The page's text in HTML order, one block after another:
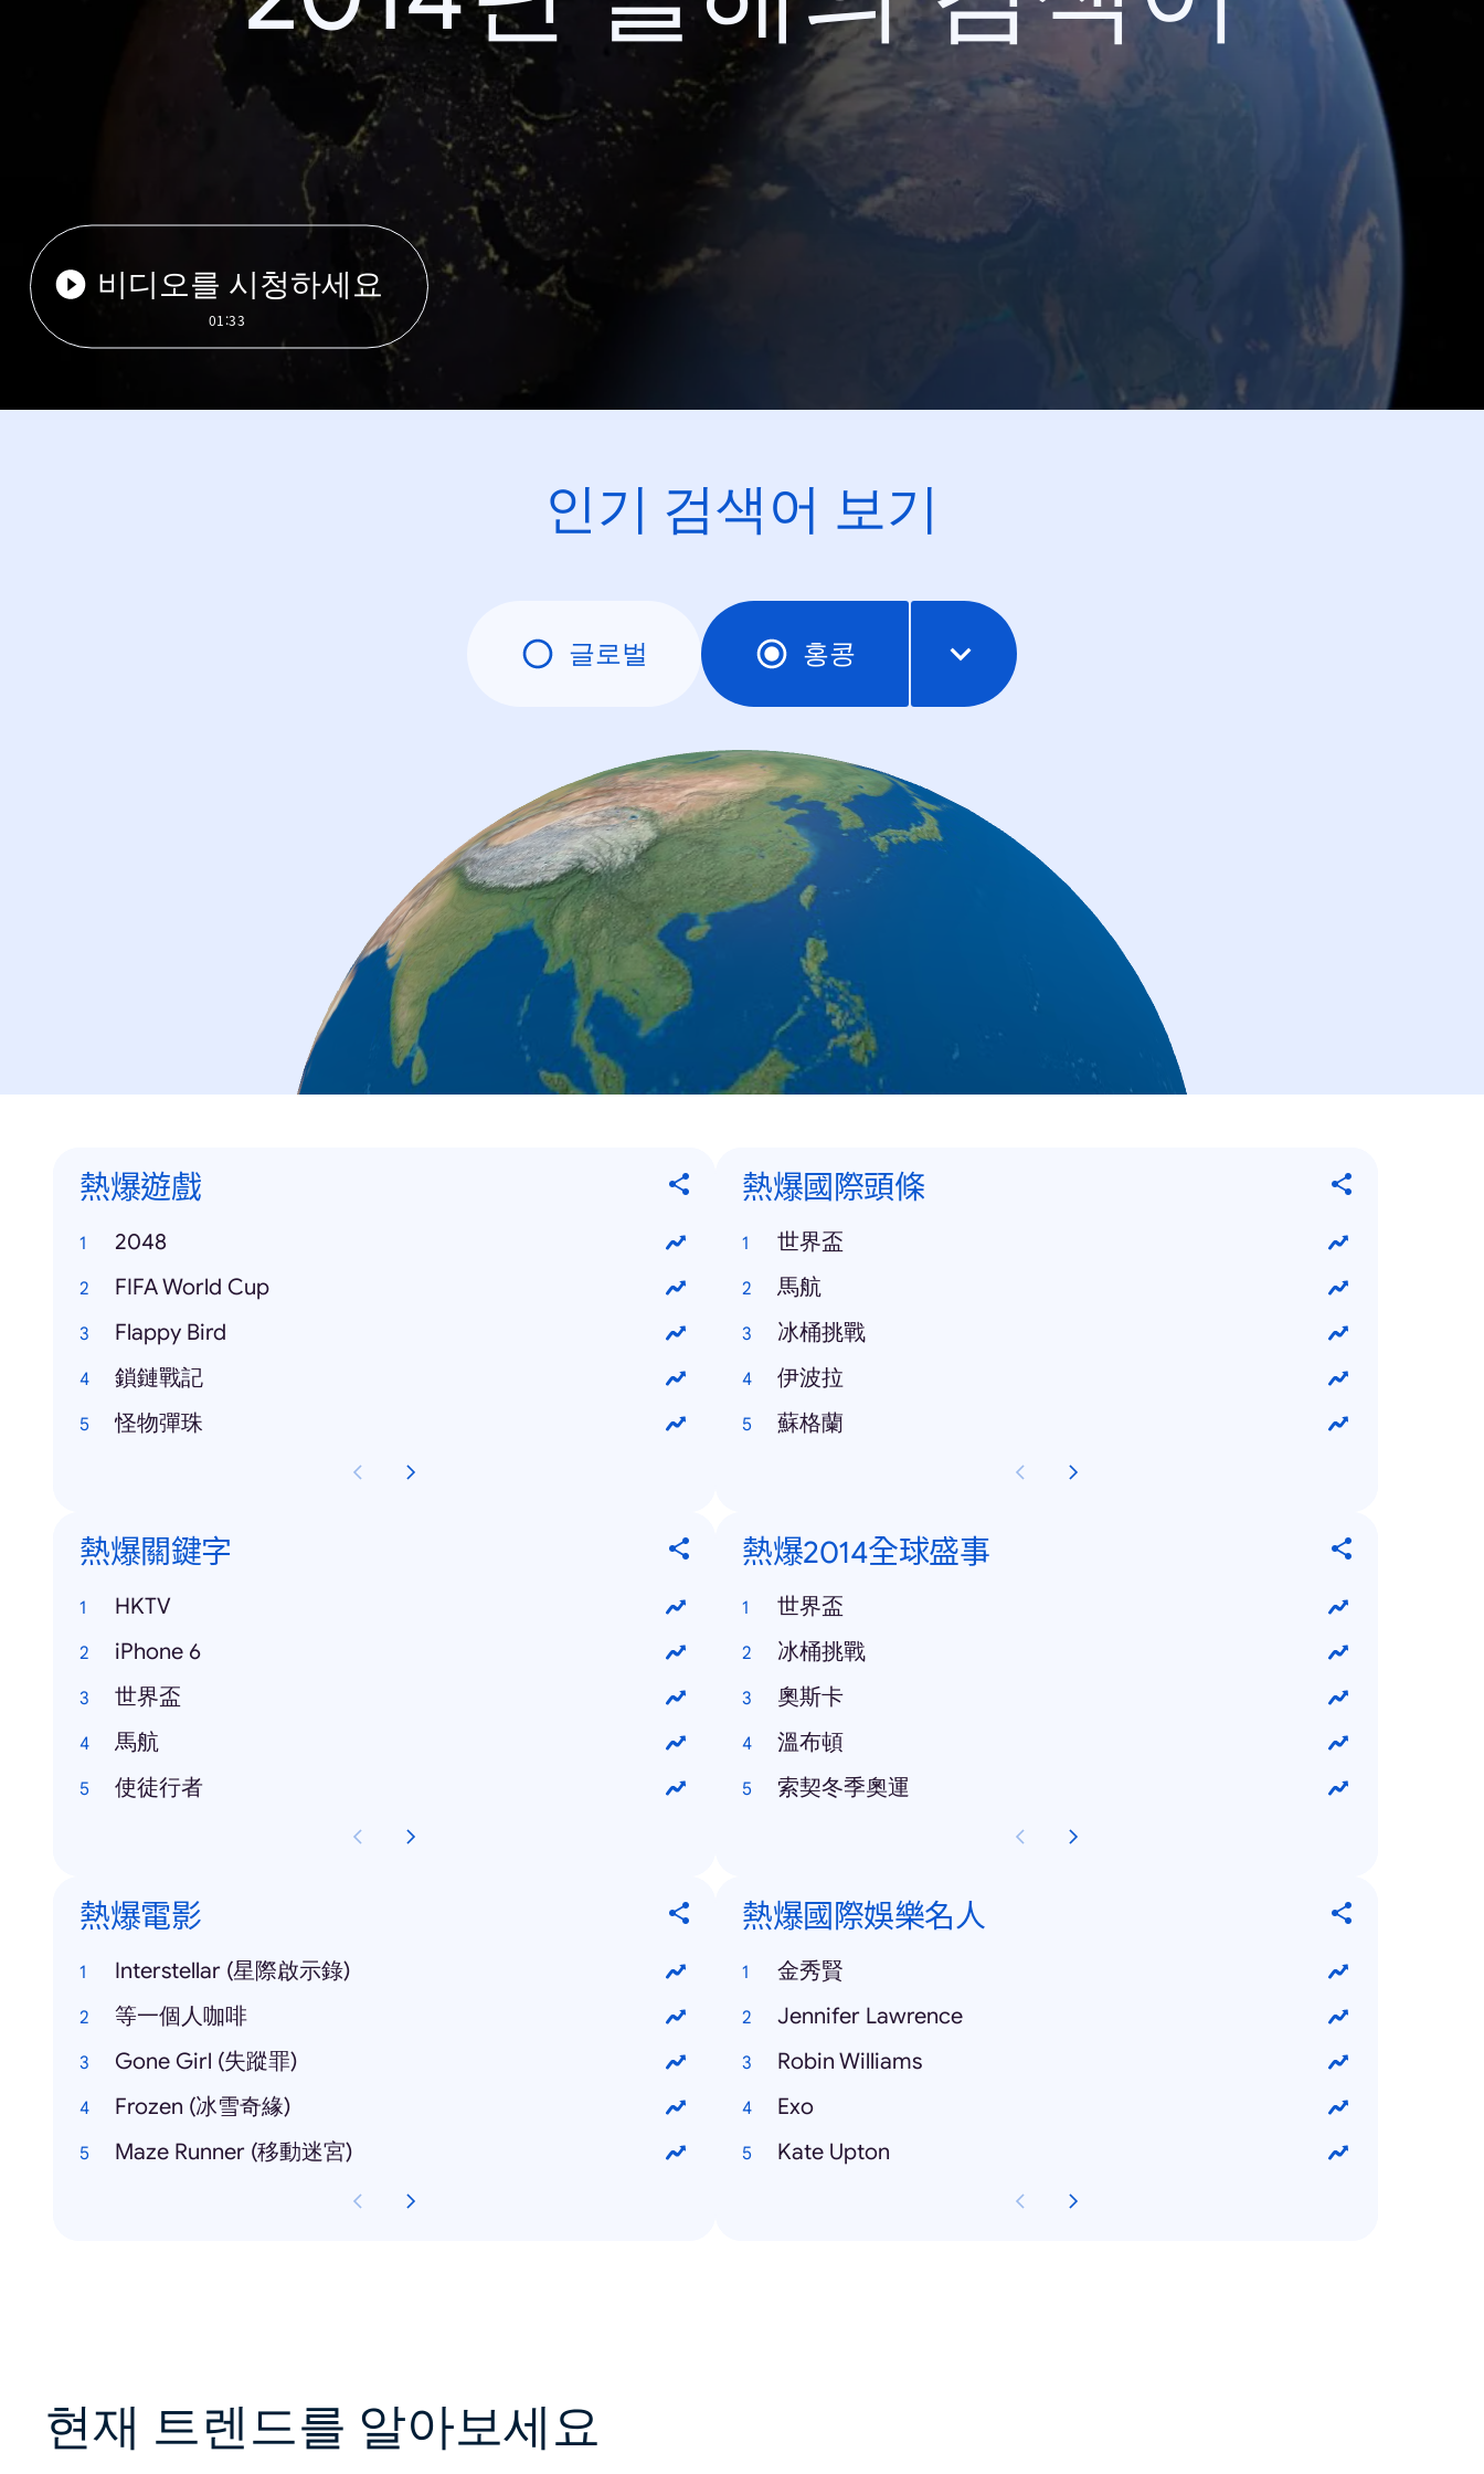
비디오를 시청하세요
01:33
인기 검색어 보기
글로벌 홍콩
熱爆遊戲
2048
FIFA World Cup
Flappy Bird
鎖鏈戰記
怪物彈珠
熱爆國際頭條
世界盃
馬航
冰桶挑戰
伊波拉
蘇格蘭
熱爆關鍵字
HKTV
iPhone 6
世界盃
馬航
使徒行者
熱爆2014全球盛事
世界盃
冰桶挑戰
奧斯卡
溫布頓
索契冬季奧運
熱爆電影
Interstellar (星際啟示錄)
等一個人咖啡
Gone Girl (失蹤罪)
Frozen (冰雪奇緣)
Maze Runner (移動迷宮)
熱爆國際娛樂名人
金秀賢
Jennifer Lawrence
Robin Williams
Exo
Kate Upton
현재 트렌드를 알아보세요